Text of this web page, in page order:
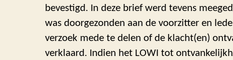
bevestigd. In deze brief werd tevens
was doorgezonden aan de voorzitter en
verzoek mede te delen of de klacht(en)
verklaard. Indien het LOWI tot